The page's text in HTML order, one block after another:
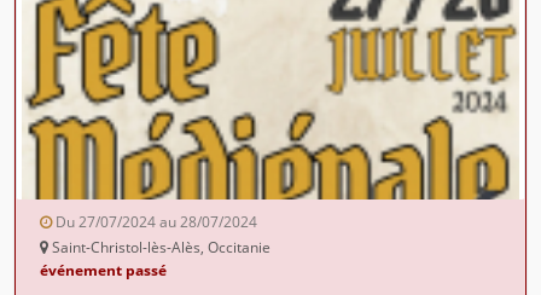
Du 27/07/2024 au 28/07/2024
Saint-Christol-lès-Alès, Occitanie
événement passé